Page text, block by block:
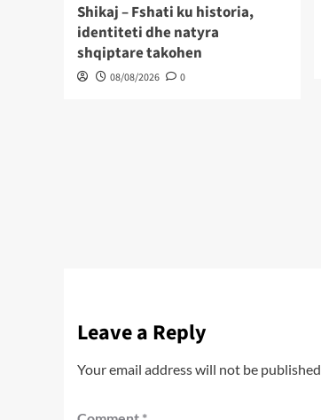
Shikaj – Fshati ku historia,
identiteti dhe natyra
shqiptare takohen
08/08/2026 0
Leave a Reply
Your email address will not be published.